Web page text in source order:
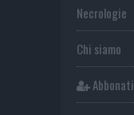
Necrologie
Chi siamo
Abbonati